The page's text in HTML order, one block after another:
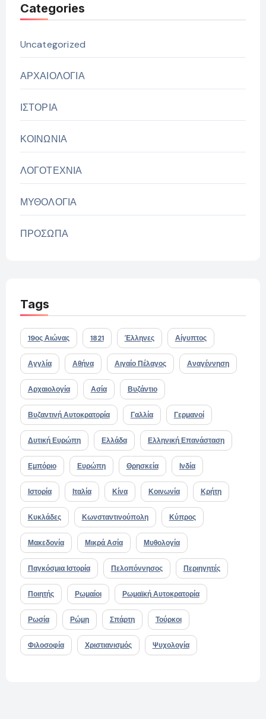
Categories
Uncategorized
ΑΡΧΑΙΟΛΟΓΙΑ
ΙΣΤΟΡΙΑ
ΚΟΙΝΩΝΙΑ
ΛΟΓΟΤΕΧΝΙΑ
ΜΥΘΟΛΟΓΙΑ
ΠΡΟΣΩΠΑ
Tags
19ος Αιώνας 1821 Έλληνες Αίγυπτος
Αγγλία Αθήνα Αιγαίο Πέλαγος Αναγέννηση
Αρχαιολογία Ασία Βυζάντιο
Βυζαντινή Αυτοκρατορία Γαλλία Γερμανοί
Δυτική Ευρώπη Ελλάδα Ελληνική Επανάσταση
Εμπόριο Ευρώπη Θρησκεία Ινδία
Ιστορία Ιταλία Κίνα Κοινωνία Κρήτη
Κυκλάδες Κωνσταντινούπολη Κύπρος
Μακεδονία Μικρά Ασία Μυθολογία
Παγκόσμια Ιστορία Πελοπόννησος Περιηγητές
Ποιητής Ρωμαίοι Ρωμαϊκή Αυτοκρατορία
Ρωσία Ρώμη Σπάρτη Τούρκοι
Φιλοσοφία Χριστιανισμός Ψυχολογία